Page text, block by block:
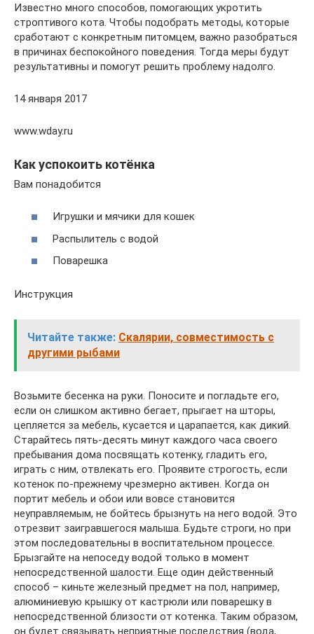
Известно много способов, помогающих укротить
строптивого кота. Чтобы подобрать методы, которые
сработают с конкретным питомцем, важно разобраться
в причинах беспокойного поведения. Тогда меры будут
результативны и помогут решить проблему надолго.
14 января 2017
www.wday.ru
Как успокоить котёнка
Вам понадобится
Игрушки и мячики для кошек
Распылитель с водой
Поварешка
Инструкция
Читайте также: Скалярии, совместимость с
другими рыбами
Возьмите бесенка на руки. Поносите и погладьте его,
если он слишком активно бегает, прыгает на шторы,
цепляется за мебель, кусается и царапается, как дикий.
Старайтесь пять-десять минут каждого часа своего
пребывания дома посвящать котенку, гладить его,
играть с ним, отвлекать его. Проявите строгость, если
котенок по-прежнему чрезмерно активен. Когда он
портит мебель и обои или вовсе становится
неуправляемым, не бойтесь брызнуть на него водой. Это
отрезвит заигравшегося малыша. Будьте строги, но при
этом последовательны в воспитательном процессе.
Брызгайте на непоседу водой только в момент
непосредственной шалости. Еще один действенный
способ – киньте железный предмет на пол, например,
алюминиевую крышку от кастрюли или поварешку в
непосредственной близости от котенка. Таким образом,
он будет связывать неприятные последствия (вода,